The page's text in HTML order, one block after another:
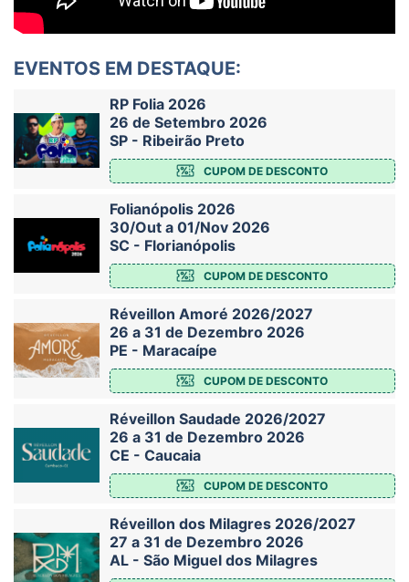
EVENTOS EM DESTAQUE:
RP Folia 2026
26 de Setembro 2026
SP - Ribeirão Preto
CUPOM DE DESCONTO
Folianópolis 2026
30/Out a 01/Nov 2026
SC - Florianópolis
CUPOM DE DESCONTO
Réveillon Amoré 2026/2027
26 a 31 de Dezembro 2026
PE - Maracaípe
CUPOM DE DESCONTO
Réveillon Saudade 2026/2027
26 a 31 de Dezembro 2026
CE - Caucaia
CUPOM DE DESCONTO
Réveillon dos Milagres 2026/2027
27 a 31 de Dezembro 2026
AL - São Miguel dos Milagres